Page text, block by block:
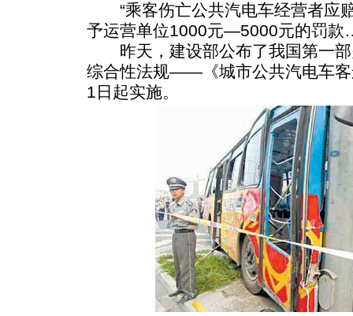
“乘客伤亡公共汽电车经营者应
予运营单位1000元—5000元的罚
昨天，建设部公布了我国第一部
综合性法规——《城市公共汽电车客
1日起实施。